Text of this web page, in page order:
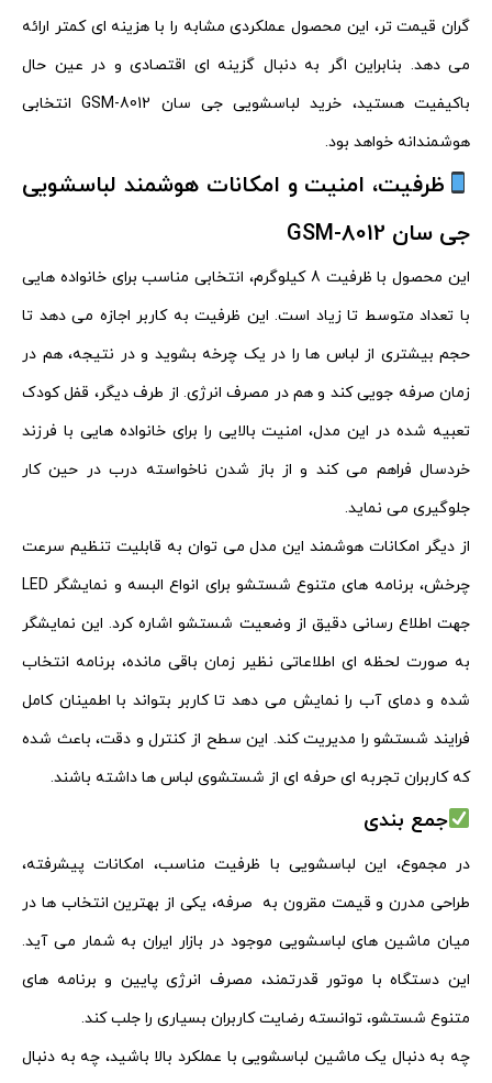
گران‌ قیمت‌ تر، این محصول عملکردی مشابه را با هزینه‌ ای کمتر ارائه
می‌ دهد. بنابراین اگر به‌ دنبال گزینه‌ ای اقتصادی و در عین حال
باکیفیت هستید، خرید لباسشویی جی سان GSM-8012 انتخابی
هوشمندانه خواهد بود.
ظرفیت، امنیت و امکانات هوشمند لباسشویی
جی سان GSM-8012
این محصول با ظرفیت 8 کیلوگرم، انتخابی مناسب برای خانواده‌ هایی
با تعداد متوسط تا زیاد است. این ظرفیت به کاربر اجازه می‌ دهد تا
حجم بیشتری از لباس‌ ها را در یک چرخه بشوید و در نتیجه، هم در
زمان صرفه‌ جویی کند و هم در مصرف انرژی. از طرف دیگر، قفل کودک
تعبیه‌ شده در این مدل، امنیت بالایی را برای خانواده‌ هایی با فرزند
خردسال فراهم می‌ کند و از باز شدن ناخواسته درب در حین کار
جلوگیری می‌ نماید.
از دیگر امکانات هوشمند این مدل می‌ توان به قابلیت تنظیم سرعت
چرخش، برنامه‌ های متنوع شستشو برای انواع البسه و نمایشگر LED
جهت اطلاع‌ رسانی دقیق از وضعیت شستشو اشاره کرد. این نمایشگر
به‌ صورت لحظه‌ ای اطلاعاتی نظیر زمان باقی‌ مانده، برنامه انتخاب‌
شده و دمای آب را نمایش می‌ دهد تا کاربر بتواند با اطمینان کامل
فرایند شستشو را مدیریت کند. این سطح از کنترل و دقت، باعث شده
که کاربران تجربه‌ ای حرفه‌ ای از شستشوی لباس‌ ها داشته باشند.
جمع‌ بندی
در مجموع، این لباسشویی با ظرفیت مناسب، امکانات پیشرفته،
طراحی مدرن و قیمت مقرون‌ به‌ صرفه، یکی از بهترین انتخاب‌ ها در
میان ماشین‌ های لباسشویی موجود در بازار ایران به‌ شمار می‌ آید.
این دستگاه با موتور قدرتمند، مصرف انرژی پایین و برنامه‌ های
متنوع شستشو، توانسته رضایت کاربران بسیاری را جلب کند.
چه به‌ دنبال یک ماشین لباسشویی با عملکرد بالا باشید، چه به‌ دنبال